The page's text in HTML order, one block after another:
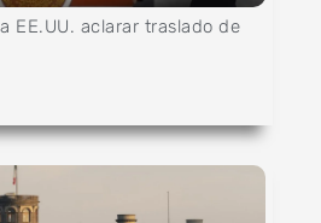
EE.UU. aclarar traslado de